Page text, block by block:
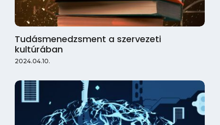
Tudásmenedzsment a szervezeti
kultúrában
2024.04.10.